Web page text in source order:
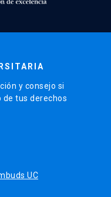
y consejo si
de tus derechos
UC